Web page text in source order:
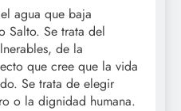
agua que baja
Salto. Se trata del
de la
que cree que la vida
Se trata de elegir
o la dignidad humana.